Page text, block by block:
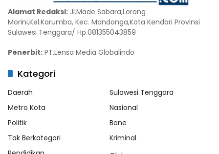
Alamat Redaksi: Jl.Made Sabara,Lorong
Morini,Kel.Korumba, Kec. Mandonga,Kota Kendari Provinsi
Sulawesi Tenggara/ Hp.081355043859
Penerbit: PT.Lensa Media Globalindo
Kategori
Daerah
Sulawesi Tenggara
Metro Kota
Nasional
Politik
Bone
Tak Berkategori
Kriminal